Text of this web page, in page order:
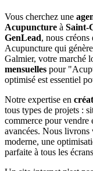
Vous cherchez une
Acupuncture à Saint-
GenLead, nous créons
Acupuncture qui
Galmier, votre marché
mensuelles pour "
optimisé est essentiel
Notre expertise en
tous types de projets :
commerce pour vendre
avancées. Nous livrons
moderne, une
parfaite à tous les